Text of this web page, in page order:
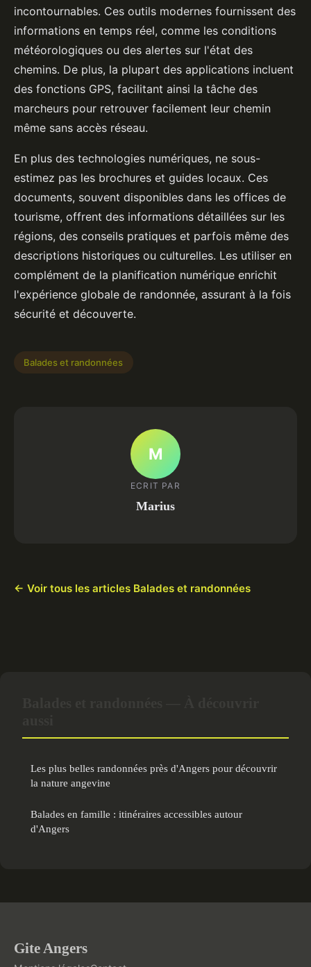
incontournables. Ces outils modernes fournissent des
informations en temps réel, comme les conditions
météorologiques ou des alertes sur l'état des
chemins. De plus, la plupart des applications incluent
des fonctions GPS, facilitant ainsi la tâche des
marcheurs pour retrouver facilement leur chemin
même sans accès réseau.
En plus des technologies numériques, ne sous-
estimez pas les brochures et guides locaux. Ces
documents, souvent disponibles dans les offices de
tourisme, offrent des informations détaillées sur les
régions, des conseils pratiques et parfois même des
descriptions historiques ou culturelles. Les utiliser en
complément de la planification numérique enrichit
l'expérience globale de randonnée, assurant à la fois
sécurité et découverte.
Balades et randonnées
M
ECRIT PAR
Marius
← Voir tous les articles Balades et randonnées
Les plus belles randonnées près d'Angers pour découvrir
la nature angevine
Balades en famille : itinéraires accessibles autour
d'Angers
Gite Angers